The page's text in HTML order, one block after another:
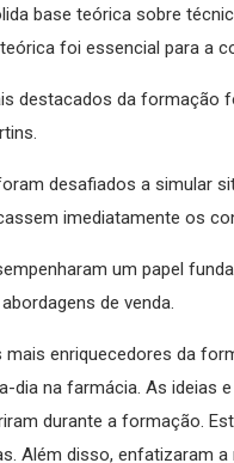
base teórica sobre
foi essencial para a
destacados da formação
desafiados a simular
imediatamente os
um papel
de venda.
enriquecedores da
dia na farmácia. As ideias
durante a formação.
Além disso, enfatizaram